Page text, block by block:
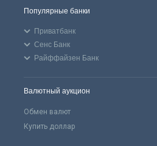
Популярные банки
Приватбанк
Сенс Банк
Райффайзен Банк
Валютный аукцион
Обмен валют
Купить доллар